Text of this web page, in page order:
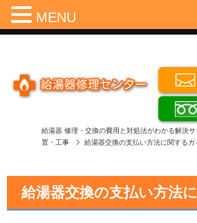
給湯器 修理・交換の費用と対処法がわかる解決サ
置・工事
給湯器交換の支払い方法に関するガ
給湯器交換の支払い方法
MENU
Menu